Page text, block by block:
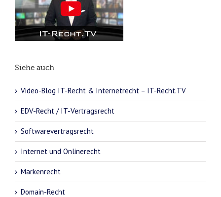
Siehe auch
Video-Blog IT-Recht & Internetrecht – IT-Recht.TV
EDV-Recht / IT-Vertragsrecht
Softwarevertragsrecht
Internet und Onlinerecht
Markenrecht
Domain-Recht